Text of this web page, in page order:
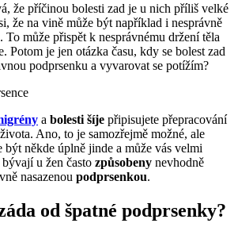
že příčinou bolesti zad je u nich příliš velké
že na vině může být například i nesprávně
To může přispět k nesprávnému držení těla
Potom je jen otázka času, kdy se bolest zad
podprsenku a vyvarovat se potížím?
a bolesti šíje připisujete přepracování
Ano, to je samozřejmě možné, ale
být někde úplně jinde a může vás velmi
u žen často způsobeny nevhodně
nasazenou podprsenkou.
od špatné podprsenky?